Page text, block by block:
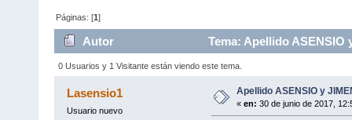
Páginas: [1]
Autor Tema: Apellido ASENSIO
0 Usuarios y 1 Visitante están viendo este tema.
Lasensio1
Usuario nuevo
Apellido ASENSIO y
« en: 30 de junio de 2017,